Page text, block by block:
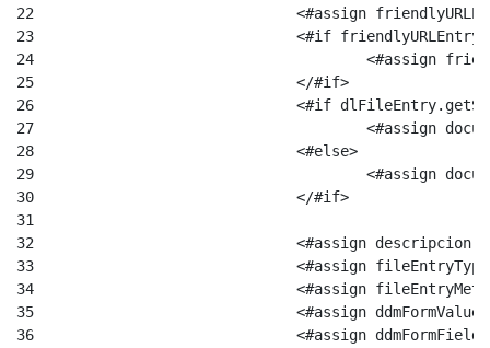
22
<#assign
23
<#if
24
25
26
<#if
27
<#assign
28
				<#else>
29
<#assign
30
				</#if>
31
32
<#assign
33
<#assign
34
<#assign
35
<#assign
36
<#assign